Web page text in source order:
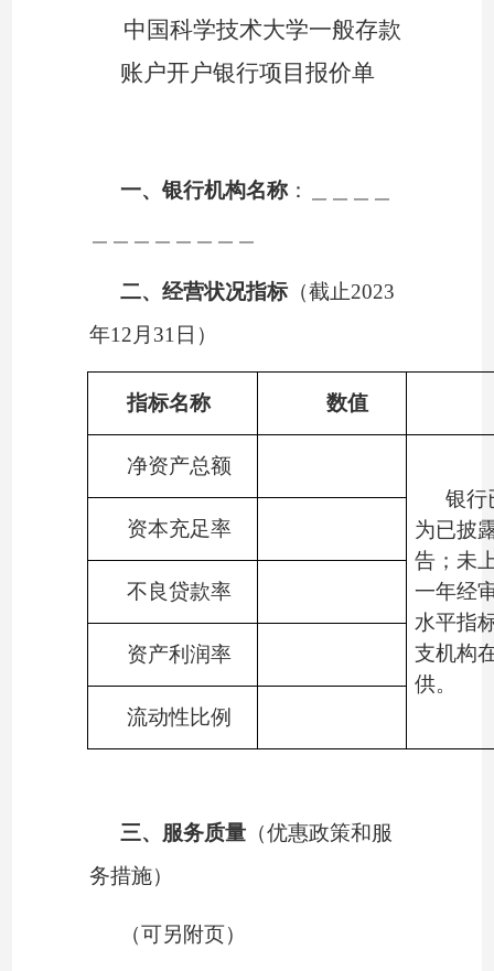
中国科学技术大学一般存款
账户开户银行项目报价单
一、银行机构名称：＿＿＿＿
二、经营状况指标（截止2023
年12月31日）
指标名称 数值
净资产总额
银行
为已披
告；未
一年经
水平指
支机构
供。
资本充足率
不良贷款率
资产利润率
流动性比例
三、服务质量 （优惠政策和服
务措施）
（可另附页）